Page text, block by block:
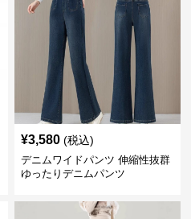
¥3,580 (税込)
デニムワイドパンツ 伸縮性抜群
ゆったりデニムパンツ